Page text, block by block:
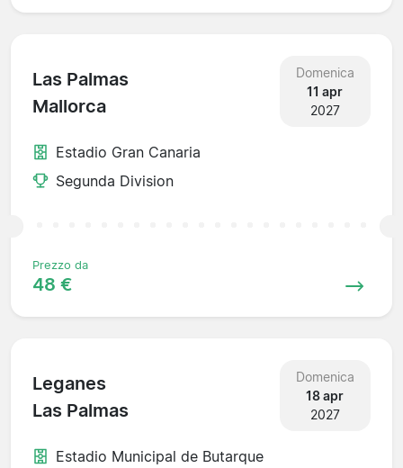
Las Palmas
Mallorca
Domenica
11 apr
2027
Estadio Gran Canaria
Segunda Division
Prezzo da
48 €
Leganes
Las Palmas
Domenica
18 apr
2027
Estadio Municipal de Butarque